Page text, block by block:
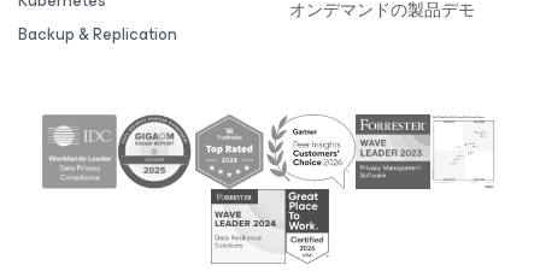
Backup & Replication
オンデマンドの製品デモ